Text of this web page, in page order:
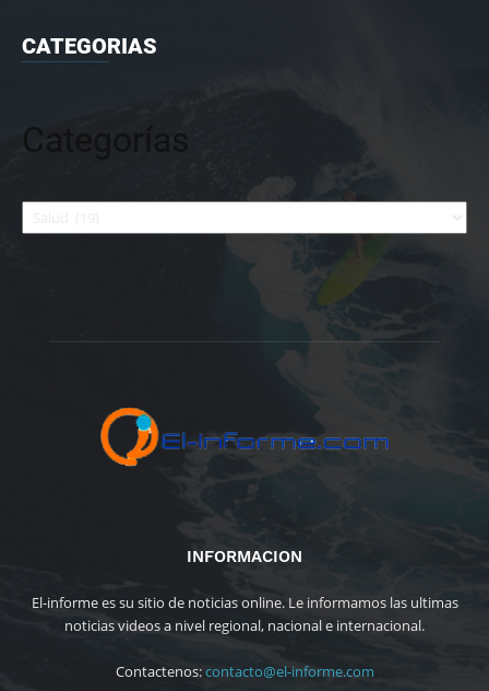
CATEGORIAS
Categorías
Categorías
INFORMACION
El-informe es su sitio de noticias online. Le informamos las ultimas
noticias videos a nivel regional, nacional e internacional.
Contactenos:contacto@el-informe.com